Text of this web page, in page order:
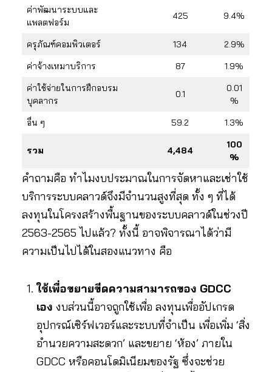
ค่าพัฒนาระบบและ
แพลตฟอร์ม
425 9.4%
ครุภัณฑ์คอมพิวเตอร์ 134
2.9%
ค่าจ้างเหมาบริการ
87
1.9%
ค่าใช้จ่ายในการฝึกอบรม
บุคลากร
0.1
0.01
%
อื่น ๆ
59.2 1.3%
รวม 4,484
100
%
คำถามคือ ทำไมงบประมาณในการจัดหาและเช่าใช้
บริการระบบคลาวด์จึงมีจำนวนสูงที่สุด ทั้ง ๆ ที่ได้
ลงทุนในโครงสร้างพื้นฐานของระบบคลาวด์ในช่วงปี
2563-2565 ไปแล้ว? ทั้งนี้ อาจพิจารณาได้ว่ามี
ความเป็นไปได้ในสองแนวทาง คือ
ใช้เพื่อขยายขีดความสามารถของ GDCC
เอง งบส่วนนี้อาจถูกใช้เพื่อ ลงทุนเพื่ออัปเกรด
อุปกรณ์เซิร์ฟเวอร์และระบบที่จำเป็น เพื่อเพิ่ม ‘สิ่ง
อำนวยความสะดวก’ และขยาย ‘ห้อง’ ภายใน
GDCC หรือคอนโดมิเนียมของรัฐ ซึ่งจะช่วย